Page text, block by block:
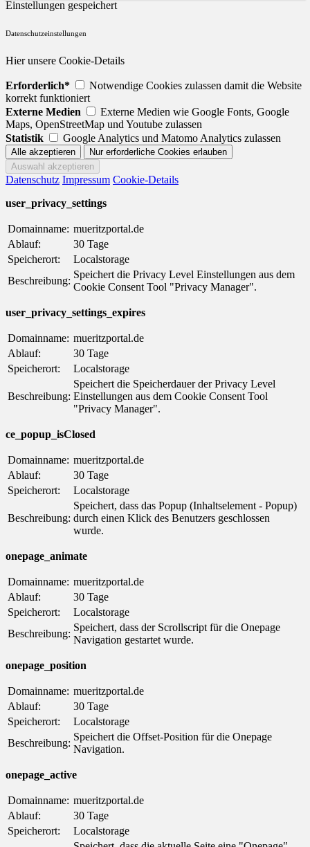
Einstellungen gespeichert
Datenschutzeinstellungen
Hier unsere Cookie-Details
Erforderlich*
Notwendige Cookies zulassen damit die Website
korrekt funktioniert
Externe Medien
Externe Medien wie Google Fonts, Google
Maps, OpenStreetMap und Youtube zulassen
Statistik
Google Analytics und Matomo Analytics zulassen
Datenschutz Impressum Cookie-Details
user_privacy_settings
Domainname: mueritzportal.de
Ablauf:
30 Tage
Speicherort:
Localstorage
Beschreibung:
Speichert die Privacy Level Einstellungen aus dem
Cookie Consent Tool "Privacy Manager".
user_privacy_settings_expires
Domainname: mueritzportal.de
Ablauf:
30 Tage
Speicherort:
Localstorage
Beschreibung:
Speichert die Speicherdauer der Privacy Level
Einstellungen aus dem Cookie Consent Tool
"Privacy Manager".
ce_popup_isClosed
Domainname: mueritzportal.de
Ablauf:
30 Tage
Speicherort:
Localstorage
Beschreibung:
Speichert, dass das Popup (Inhaltselement - Popup)
durch einen Klick des Benutzers geschlossen
wurde.
onepage_animate
Domainname: mueritzportal.de
Ablauf:
30 Tage
Speicherort:
Localstorage
Beschreibung:
Speichert, dass der Scrollscript für die Onepage
Navigation gestartet wurde.
onepage_position
Domainname: mueritzportal.de
Ablauf:
30 Tage
Speicherort:
Localstorage
Beschreibung:
Speichert die Offset-Position für die Onepage
Navigation.
onepage_active
Domainname: mueritzportal.de
Ablauf:
30 Tage
Speicherort:
Localstorage